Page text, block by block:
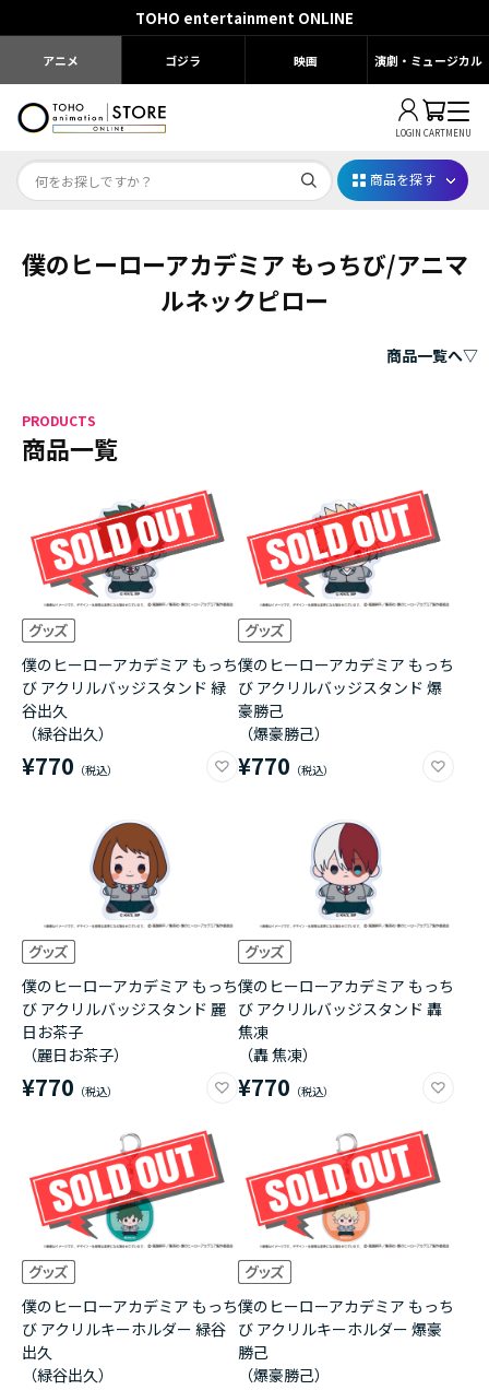
TOHO entertainment ONLINE
アニメ ゴジラ 映画 演劇・ミュージカル
LOGIN CARTMENU
Dr.STONE STONE FES.2026
名探偵コナン
アニメ『僕のヒーローアカデミア』10周年
ハイキュー!!ジャージ＆ユニフォーム
『無職転生Ⅲ ～異世界行ったら本気だす～』
『ふつつかな悪女ではございますが ～雛宮蝶鼠と
りかえ伝～』
商品を探す
僕のヒーローアカデミア もっちび/アニマ
ルネックピロー
商品一覧へ▽
PRODUCTS
商品一覧
僕のヒーローアカデミア もっち
び アクリルバッジスタンド 緑
谷出久
（緑谷出久）
¥770
僕のヒーローアカデミア もっち
び アクリルバッジスタンド 爆
豪勝己
（爆豪勝己）
¥770
僕のヒーローアカデミア もっち
び アクリルバッジスタンド 麗
日お茶子
（麗日お茶子）
¥770
僕のヒーローアカデミア もっち
び アクリルバッジスタンド 轟
焦凍
（轟 焦凍）
¥770
僕のヒーローアカデミア もっち
び アクリルキーホルダー 緑谷
出久
（緑谷出久）
僕のヒーローアカデミア もっち
び アクリルキーホルダー 爆豪
勝己
（爆豪勝己）